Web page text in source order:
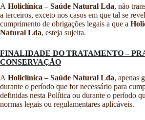
A Holiclínica – Saúde Natural Lda, não
a terceiros, exceto nos casos em que tal se
cumprimento de obrigações legais a que a
Natural Lda, esteja sujeita.
FINALIDADE DO TRATAMENTO –
CONSERVAÇÃO
A Holiclínica – Saúde Natural Lda, apenas
durante o período que for necessário para
definidas nesta Política ou durante o período
normas legais ou regulamentares aplicáveis.